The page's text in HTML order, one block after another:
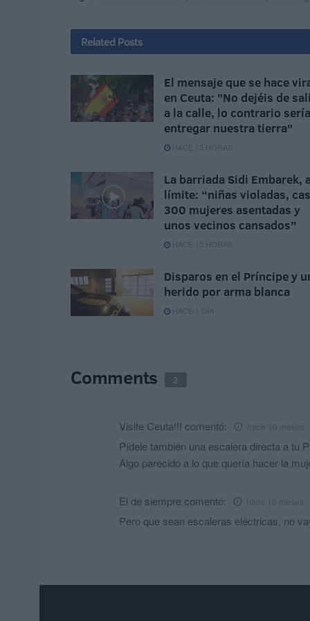
Related Posts
El mensaje que se hace
en Ceuta: "No dejéis de
a la calle, lo contrario sería
entregar nuestra tierra"
HACE 15 HORAS
La barriada Sidi Embarek,
límite: “niñas violadas,
300 mujeres asentadas y
unos vecinos cansados”
HACE 15 HORAS
Disparos en el Príncipe y
herido por arma blanca
HACE 1 DÍA
Comments 2
Visite Ceuta!!! comentó: hace 10 meses
Pídele también una escalera directa a tu
Algo parecido a lo que quería hacer la
El de siempre comentó: hace 10 meses
Pero que sean escaleras eléctricas, no